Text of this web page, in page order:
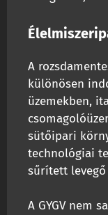
A
különösen
üzemekben,
sütőipari
technológiai
sűrített
A GYGV nem